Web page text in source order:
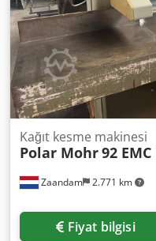
Zaandam 2.771 km
Kağıt kesme makinesi
Polar Mohr92
Fiyat bilgisi